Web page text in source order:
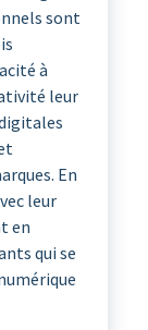
sont
à
leur
En
leur
en
qui se